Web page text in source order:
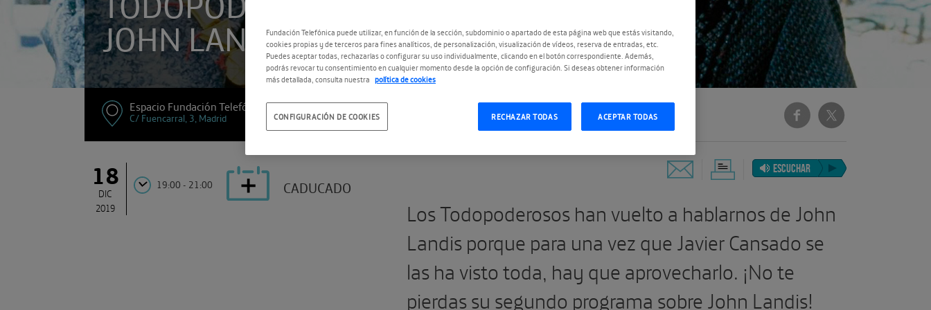
JOHN LANDIS II
Espacio Fundación Telefónica
C/ Fuencarral, 3, Madrid
18
DIC
2019
19:00 - 21:00 CADUCADO
ESCUCHAR
Los Todopoderosos han vuelto a hablarnos de John
Landis porque para una vez que Javier Cansado se
las ha visto toda, hay que aprovecharlo. ¡No te
pierdas su segundo programa sobre John Landis!
Fundación Telefónica puede utilizar, en función de la sección, subdominio o apartado de esta página web que estás visitando,
cookies propias y de terceros para fines analíticos, de personalización, visualización de vídeos, reserva de entradas, etc.
Puedes aceptar todas, rechazarlas o configurar su uso individualmente, clicando en el botón correspondiente. Además,
podrás revocar tu consentimiento en cualquier momento desde la opción de configuración. Si deseas obtener información
más detallada, consulta nuestra política de cookies
RECHAZAR TODAS ACEPTAR TODAS
CONFIGURACIÓN DE COOKIES